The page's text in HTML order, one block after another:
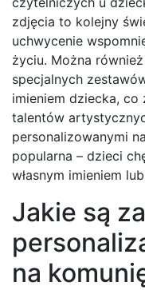
zdjęcia to kolejny
uchwycenie
życiu. Można
specjalnych
imieniem dziecka,
talentów
personalizowanymi
popularna – dzieci
własnym imieniem
Jakie są
na